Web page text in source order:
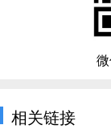
相关链接